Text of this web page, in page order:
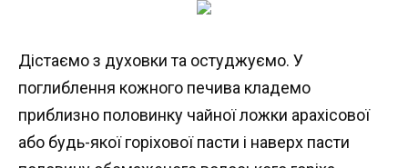
Дістаємо з духовки та остуджуємо. У
поглиблення кожного печива кладемо
приблизно половинку чайної ложки арахісової
або будь-якої горіхової пасти і наверх пасти